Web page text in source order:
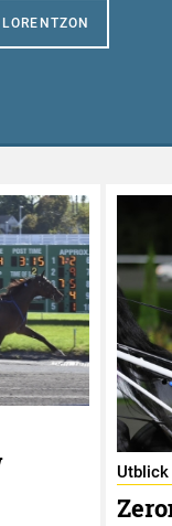
Utblick